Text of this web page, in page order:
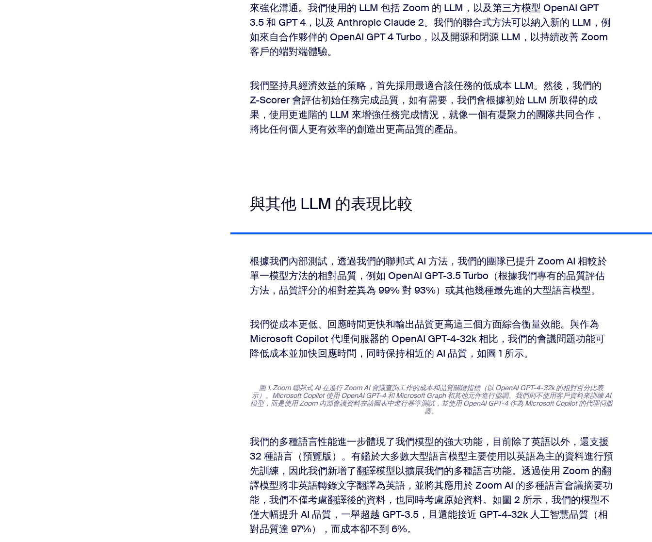
來強化溝通。我們使用的 LLM 包括 Zoom 的 LLM，以及第三方模型 OpenAI GPT
3.5 和 GPT 4，以及 Anthropic Claude 2。我們的聯合式方法可以納入新的 LLM，例
如來自合作夥伴的 OpenAI GPT 4 Turbo，以及開源和閉源 LLM，以持續改善 Zoom
客戶的端對端體驗。
我們堅持具經濟效益的策略，首先採用最適合該任務的低成本 LLM。然後，我們的
Z-Scorer 會評估初始任務完成品質，如有需要，我們會根據初始 LLM 所取得的成
果，使用更進階的 LLM 來增強任務完成情況，就像一個有凝聚力的團隊共同合作，
將比任何個人更有效率的創造出更高品質的產品。
與其他 LLM 的表現比較
根據我們內部測試，透過我們的聯邦式 AI 方法，我們的團隊已提升 Zoom AI 相較於
單一模型方法的相對品質，例如 OpenAI GPT-3.5 Turbo（根據我們專有的品質評估
方法，品質評分的相對差異為 99% 對 93%）或其他幾種最先進的大型語言模型。
我們從成本更低、回應時間更快和輸出品質更高這三個方面綜合衡量效能。與作為
Microsoft Copilot 代理伺服器的 OpenAI GPT-4-32k 相比，我們的會議問題功能可
降低成本並加快回應時間，同時保持相近的 AI 品質，如圖 1 所示。
圖 1. Zoom 聯邦式 AI 在進行 Zoom AI 會議查詢工作的成本和品質關鍵指標（以 OpenAI GPT-4-32k 的相對百分比表
示）。Microsoft Copilot 使用 OpenAI GPT-4 和 Microsoft Graph 和其他元件進行協調。我們則不使用客戶資料來訓練 AI
模型，而是使用 Zoom 內部會議資料在該圖表中進行基準測試，並使用 OpenAI GPT-4 作為 Microsoft Copilot 的代理伺服
器。
我們的多種語言性能進一步體現了我們模型的強大功能，目前除了英語以外，還支援
32 種語言（預覽版）。有鑑於大多數大型語言模型主要使用以英語為主的資料進行預
先訓練，因此我們新增了翻譯模型以擴展我們的多種語言功能。透過使用 Zoom 的翻
譯模型將非英語轉錄文字翻譯為英語，並將其應用於 Zoom AI 的多種語言會議摘要功
能，我們不僅考慮翻譯後的資料，也同時考慮原始資料。如圖 2 所示，我們的模型不
僅大幅提升 AI 品質，一舉超越 GPT-3.5，且還能接近 GPT-4-32k 人工智慧品質（相
對品質達 97%），而成本卻不到 6%。